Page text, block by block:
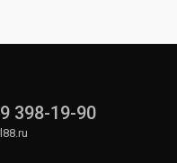
398-19-90